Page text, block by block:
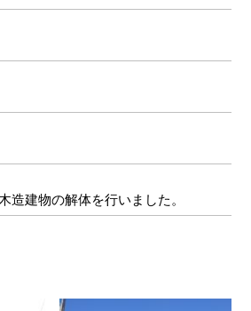
造建物の解体を行いました。